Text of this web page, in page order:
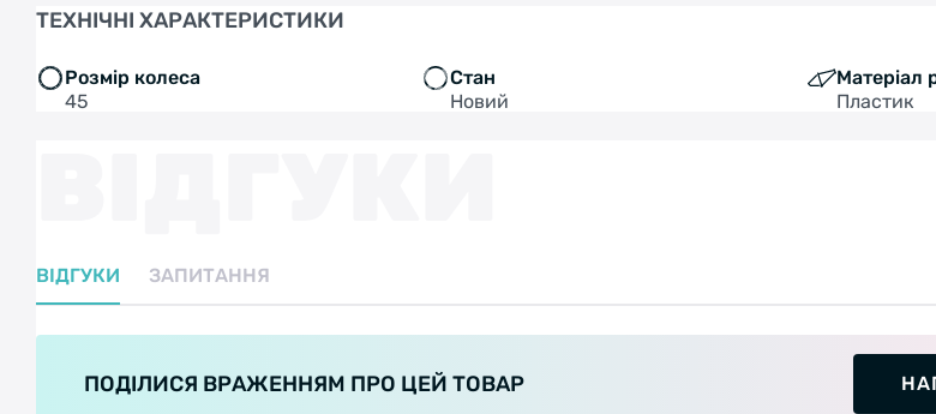
ТЕХНІЧНІ ХАРАКТЕРИСТИКИ
Розмір колеса
45
Стан
Новий
Матеріал
Пластик
ВІДГУКИ ЗАПИТАННЯ
ПОДІЛИСЯ ВРАЖЕННЯМ ПРО ЦЕЙ ТОВАР